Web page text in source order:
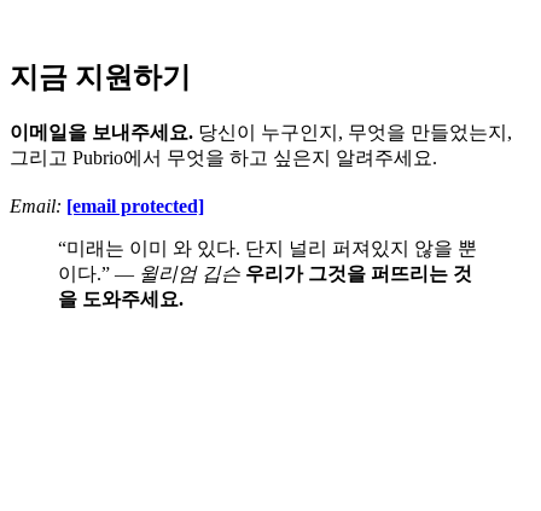
지금 지원하기
이메일을 보내주세요. 당신이 누구인지, 무엇을 만들었는지,
그리고 Pubrio에서 무엇을 하고 싶은지 알려주세요.
Email: [email protected]
“미래는 이미 와 있다. 단지 널리 퍼져있지 않을 뿐
이다.” — 윌리엄 깁슨 우리가 그것을 퍼뜨리는 것
을 도와주세요.